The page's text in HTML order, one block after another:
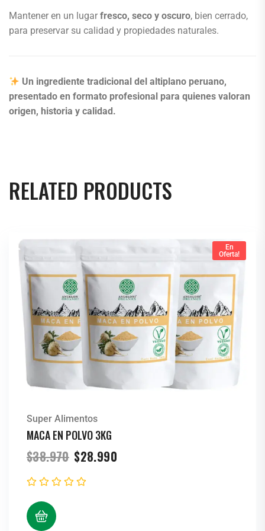
Mantener en un lugar fresco, seco y oscuro, bien cerrado,
para preservar su calidad y propiedades naturales.
Un ingrediente tradicional del altiplano peruano,
presentado en formato profesional para quienes valoran
origen, historia y calidad.
RELATED PRODUCTS
En
Oferta!
Super Alimentos
MACA EN POLVO 3KG
$38.970 $28.990